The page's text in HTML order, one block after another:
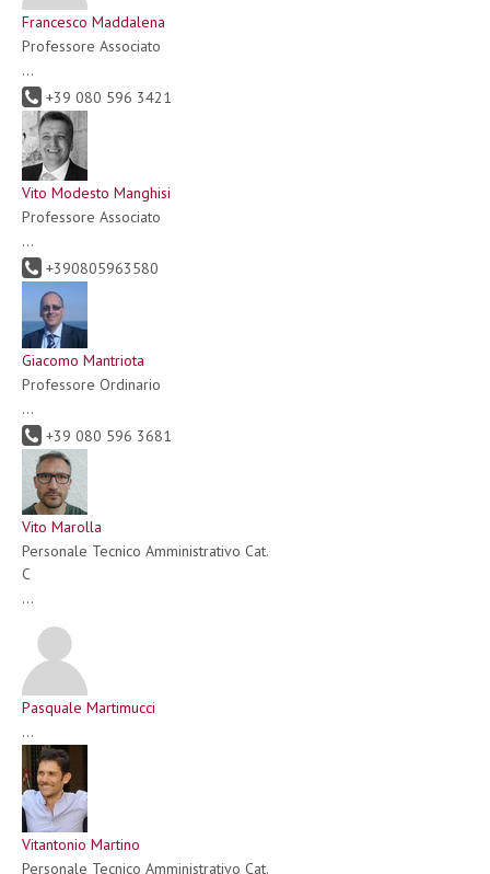
Francesco Maddalena
Professore Associato
...
+39 080 596 3421
Vito Modesto Manghisi
Professore Associato
...
+390805963580
Giacomo Mantriota
Professore Ordinario
...
+39 080 596 3681
Vito Marolla
Personale Tecnico Amministrativo Cat.
C
...
Pasquale Martimucci
...
Vitantonio Martino
Personale Tecnico Amministrativo Cat.